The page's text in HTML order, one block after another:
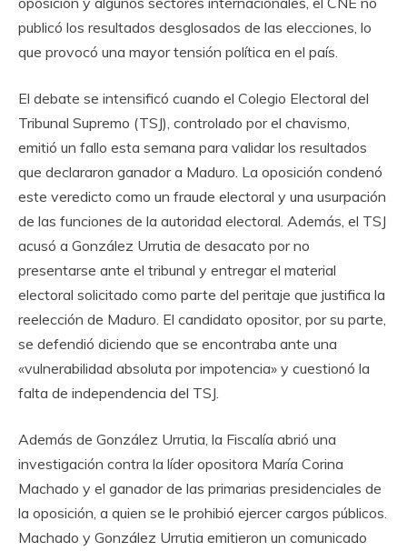
publicó los resultados desglosados ​​de las elecciones, lo
que provocó una mayor tensión política en el país.
El debate se intensificó cuando el Colegio Electoral del
Tribunal Supremo (TSJ), controlado por el chavismo,
emitió un fallo esta semana para validar los resultados
que declararon ganador a Maduro. La oposición condenó
este veredicto como un fraude electoral y una usurpación
de las funciones de la autoridad electoral. Además, el TSJ
acusó a González Urrutia de desacato por no
presentarse ante el tribunal y entregar el material
electoral solicitado como parte del peritaje que justifica la
reelección de Maduro. El candidato opositor, por su parte,
se defendió diciendo que se encontraba ante una
«vulnerabilidad absoluta por impotencia» y cuestionó la
falta de independencia del TSJ.
Además de González Urrutia, la Fiscalía abrió una
investigación contra la líder opositora María Corina
Machado y el ganador de las primarias presidenciales de
la oposición, a quien se le prohibió ejercer cargos públicos.
Machado y González Urrutia emitieron un comunicado